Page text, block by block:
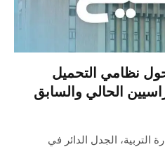
نظامي التحميل
الحالي والسابق
التربية، الجدل الدائر في